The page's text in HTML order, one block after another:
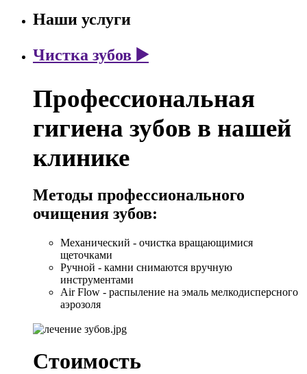
Наши услуги
Чистка зубов ▶️
Профессиональная
гигиена зубов в нашей
клинике
Методы профессионального
очищения зубов:
Механический - очистка вращающимися
щеточками
Ручной - камни снимаются вручную
инструментами
Air Flow - распыление на эмаль мелкодисперсного
аэрозоля
Стоимость